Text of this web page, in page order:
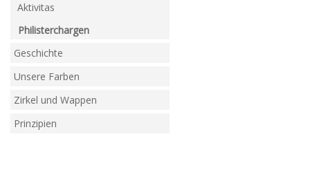
Aktivitas
Philisterchargen
Geschichte
Unsere Farben
Zirkel und Wappen
Prinzipien